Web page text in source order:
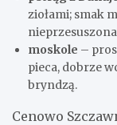
ziołami; smak
moskole –
pieca, dobrze
bryndzą.
Cenowo